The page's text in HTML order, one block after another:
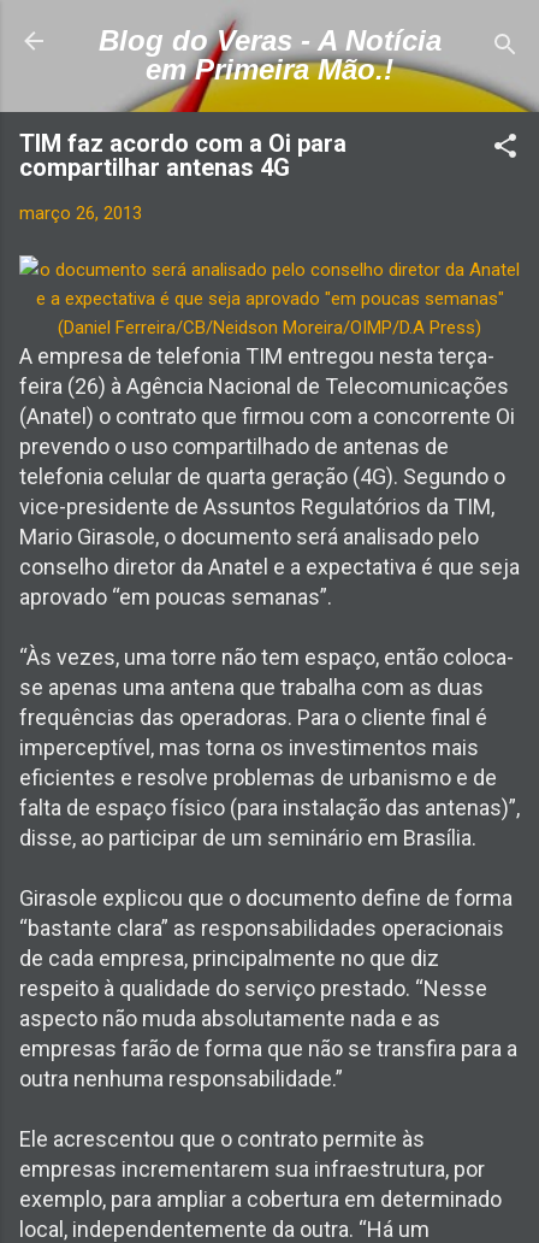
Pular para o conteúdo principal
Blog do Veras - A Notícia
em Primeira Mão.!
TIM faz acordo com a Oi para
compartilhar antenas 4G
março 26, 2013
A empresa de telefonia TIM entregou nesta terça-
feira (26) à Agência Nacional de Telecomunicações
(Anatel) o contrato que firmou com a concorrente Oi
prevendo o uso compartilhado de antenas de
telefonia celular de quarta geração (4G). Segundo o
vice-presidente de Assuntos Regulatórios da TIM,
Mario Girasole, o documento será analisado pelo
conselho diretor da Anatel e a expectativa é que seja
aprovado “em poucas semanas”.
“Às vezes, uma torre não tem espaço, então coloca-
se apenas uma antena que trabalha com as duas
frequências das operadoras. Para o cliente final é
imperceptível, mas torna os investimentos mais
eficientes e resolve problemas de urbanismo e de
falta de espaço físico (para instalação das antenas)”,
disse, ao participar de um seminário em Brasília.
Girasole explicou que o documento define de forma
“bastante clara” as responsabilidades operacionais
de cada empresa, principalmente no que diz
respeito à qualidade do serviço prestado. “Nesse
aspecto não muda absolutamente nada e as
empresas farão de forma que não se transfira para a
outra nenhuma responsabilidade.”
Ele acrescentou que o contrato permite às
empresas incrementarem sua infraestrutura, por
exemplo, para ampliar a cobertura em determinado
local, independentemente da outra. “Há um